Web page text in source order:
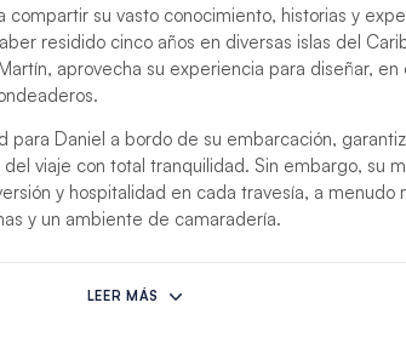
compartir su vasto conocimiento, historias y
residido cinco años en diversas islas del
aprovecha su experiencia para diseñar,
para Daniel a bordo de su embarcación,
viaje con total tranquilidad. Sin embargo, su
y hospitalidad en cada travesía, a menudo
y un ambiente de camaradería.
esta tripulación realice su alquiler, otra
LEER MÁS